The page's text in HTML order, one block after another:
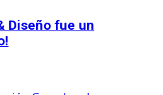
Diseño fue un